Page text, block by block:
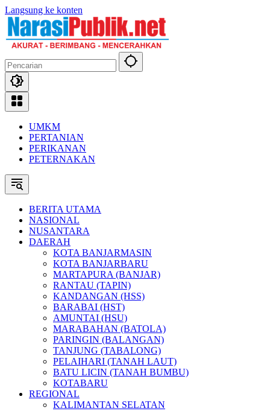
Langsung ke konten
UMKM
PERTANIAN
PERIKANAN
PETERNAKAN
BERITA UTAMA
NASIONAL
NUSANTARA
DAERAH
KOTA BANJARMASIN
KOTA BANJARBARU
MARTAPURA (BANJAR)
RANTAU (TAPIN)
KANDANGAN (HSS)
BARABAI (HST)
AMUNTAI (HSU)
MARABAHAN (BATOLA)
PARINGIN (BALANGAN)
TANJUNG (TABALONG)
PELAIHARI (TANAH LAUT)
BATU LICIN (TANAH BUMBU)
KOTABARU
REGIONAL
KALIMANTAN SELATAN